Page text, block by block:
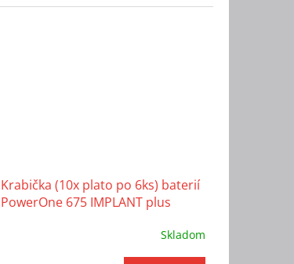
Krabička (10x plato po 6ks) baterií
PowerOne 675 IMPLANT plus
Skladom